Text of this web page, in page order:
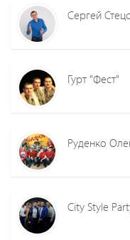
Сергей
Гурт "Фест"
Руденко
City Style